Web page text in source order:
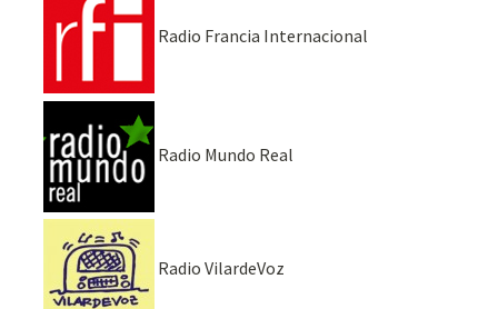
Radio Francia Internacional
Radio Mundo Real
Radio VilardeVoz